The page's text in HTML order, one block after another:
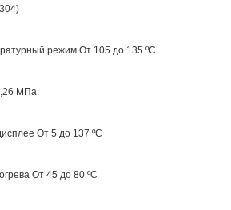
режим От 105 до 135 ºС
МПа
От 5 до 137 ºС
От 45 до 80 ºС